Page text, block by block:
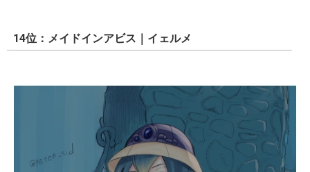
14位：メイドインアビス｜イェルメ